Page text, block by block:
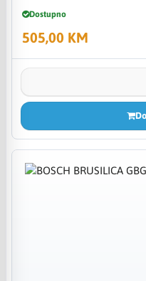
Dostupno
505,00 KM